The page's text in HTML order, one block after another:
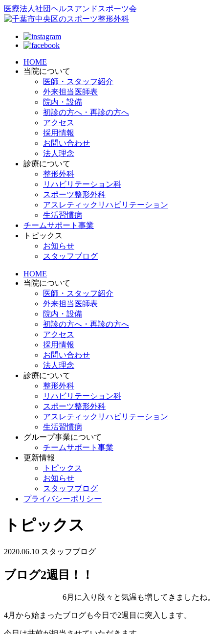
医療法人社団ヘルスアンドスポーツ会
HOME
当院について
医師・スタッフ紹介
外来担当医師表
院内・設備
初診の方へ・再診の方へ
アクセス
採用情報
お問い合わせ
法人理念
診療について
整形外科
リハビリテーション科
スポーツ整形外科
アスレティックリハビリテーション
生活習慣病
チームサポート事業
トピックス
お知らせ
スタッフブログ
HOME
当院について
医師・スタッフ紹介
外来担当医師表
院内・設備
初診の方へ・再診の方へ
アクセス
採用情報
お問い合わせ
法人理念
診療について
整形外科
リハビリテーション科
スポーツ整形外科
アスレティックリハビリテーション
生活習慣病
グループ事業について
チームサポート事業
更新情報
トピックス
お知らせ
スタッフブログ
プライバシーポリシー
トピックス
2020.06.10 スタッフブログ
ブログ2週目！！
6月に入り段々と気温も増してきましたね。
4月から始まったブログも今日で2週目に突入します。